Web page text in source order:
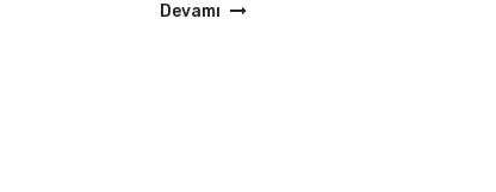
Devamı